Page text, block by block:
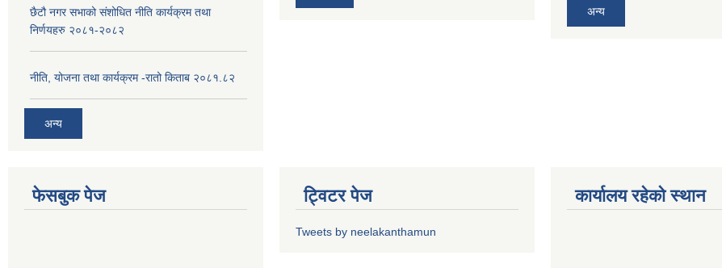
छैटौ नगर सभाको संशोधित नीति कार्यक्रम तथा
निर्णयहरु २०८१-२०८२
नीति, योजना तथा कार्यक्रम -रातो किताब २०८१.८२
अन्य
अन्य
फेसबुक पेज ट्विटर पेज
Tweets by neelakanthamun
कार्यालय रहेको स्थान